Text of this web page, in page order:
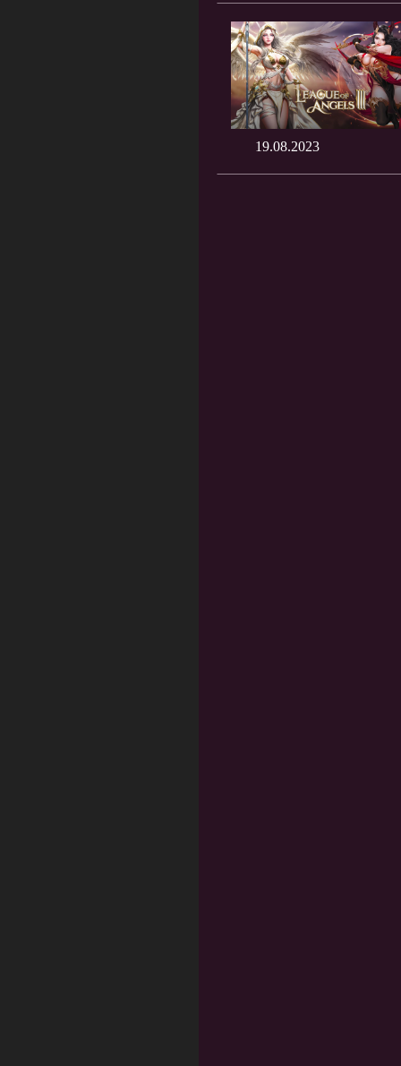
19.08.2023